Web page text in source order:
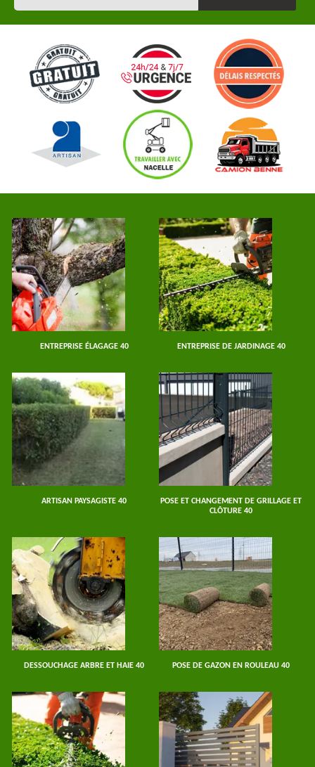
ENTREPRISE ÉLAGAGE 40 ENTREPRISE DE JARDINAGE 40
ARTISAN PAYSAGISTE 40
POSE ET CHANGEMENT DE GRILLAGE ET
CLÔTURE 40
DESSOUCHAGE ARBRE ET HAIE 40 POSE DE GAZON EN ROULEAU 40